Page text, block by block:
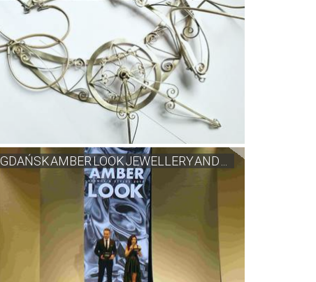
GDAŃSK AMBER LOOK JEWELLERY AND ...